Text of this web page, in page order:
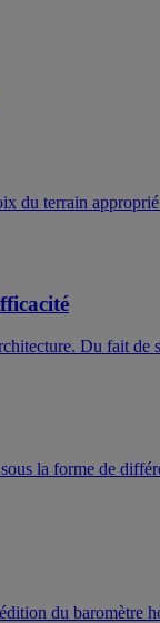
terrain
Du fait
la forme de
du baromètre